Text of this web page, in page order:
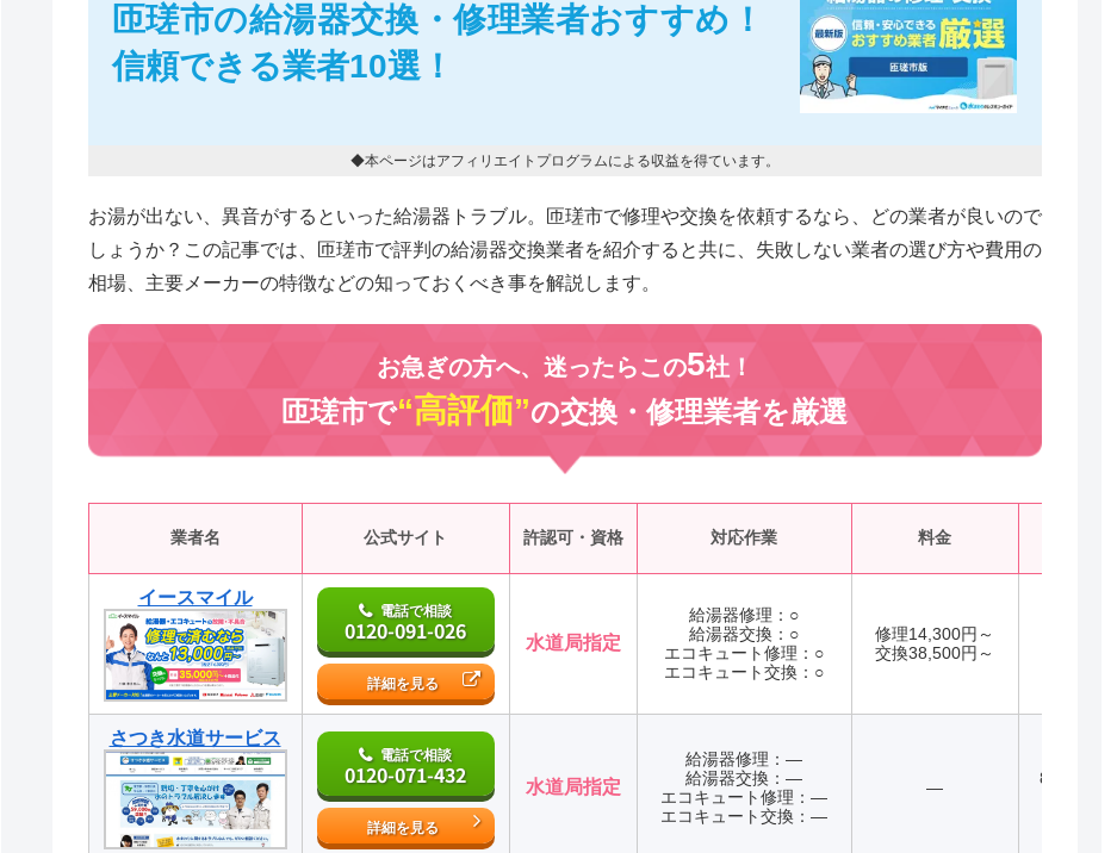
匝瑳市の給湯器交換・修理業者おすすめ！
信頼できる業者10選！
◆本ページはアフィリエイトプログラムによる収益を得ています。
お湯が出ない、異音がするといった給湯器トラブル。匝瑳市で修理や交換を依頼するなら、どの業者が良いので
しょうか？この記事では、匝瑳市で評判の給湯器交換業者を紹介すると共に、失敗しない業者の選び方や費用の
相場、主要メーカーの特徴などの知っておくべき事を解説します。
お急ぎの方へ、迷ったらこの5社！
匝瑳市で“高評価”の交換・修理業者を厳選
業者名 公式サイト 許認可・資格 対応作業 料金
イースマイル
電話で相談
0120-091-026
詳細を見る
水道局指定
給湯器修理：○
給湯器交換：○
エコキュート修理：○
エコキュート交換：○
修理14,300円～
交換38,500円～
さつき水道サービス
電話で相談
0120-071-432
詳細を見る
水道局指定
給湯器修理：―
給湯器交換：―
エコキュート修理：―
エコキュート交換：―
―
8:00~20:00